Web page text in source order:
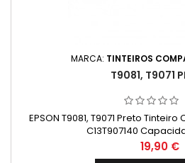
MARCA: TINTEIROS
T9081, T9071
EPSON T9081, T9071 Preto
C13T907140
Preço
19,90 €